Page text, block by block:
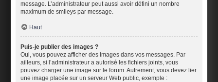
message. L’administrateur peut aussi avoir défini un nombre
maximum de smileys par message.
Haut
Puis-je publier des images ?
Oui, vous pouvez afficher des images dans vos messages. Par
ailleurs, si l’administrateur a autorisé les fichiers joints, vous
pouvez charger une image sur le forum. Autrement, vous devez lier
une image placée sur un serveur Web public, exemple :